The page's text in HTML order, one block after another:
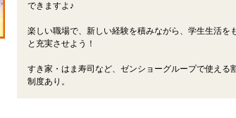
できますよ♪
楽しい職場で、新しい経験を積みながら、学生生活を
と充実させよう！
すき家・はま寿司など、ゼンショーグループで使える
制度あり。